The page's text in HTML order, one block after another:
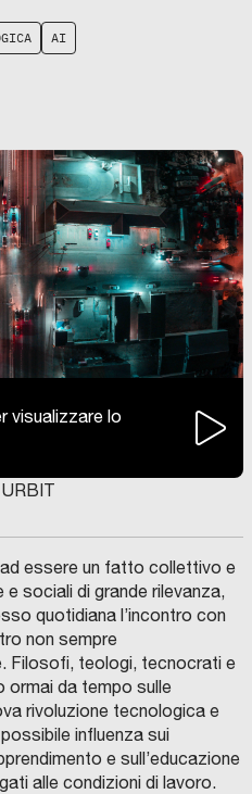
AI
visualizzare lo
URBIT
ad essere un fatto collettivo e
sociali di grande rilevanza,
quotidiana l’incontro con
non sempre
Filosofi, teologi, tecnocrati e
ormai da tempo sulle
rivoluzione tecnologica e
influenza sui
e sull’educazione
alle condizioni di lavoro.